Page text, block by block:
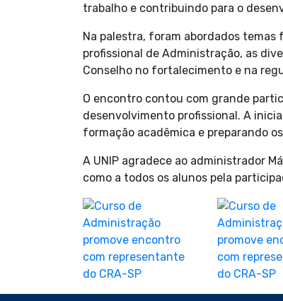
trabalho e contribuindo para o
Na palestra, foram abordados
profissional de Administração, as
Conselho no fortalecimento e na
O encontro contou com grande
desenvolvimento profissional. A
formação acadêmica e preparando
A UNIP agradece ao administrador
como a todos os alunos pela